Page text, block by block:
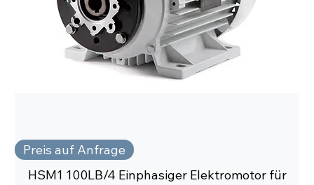
Preis auf Anfrage
HSM1 100LB/4 Einphasiger Elektromotor für